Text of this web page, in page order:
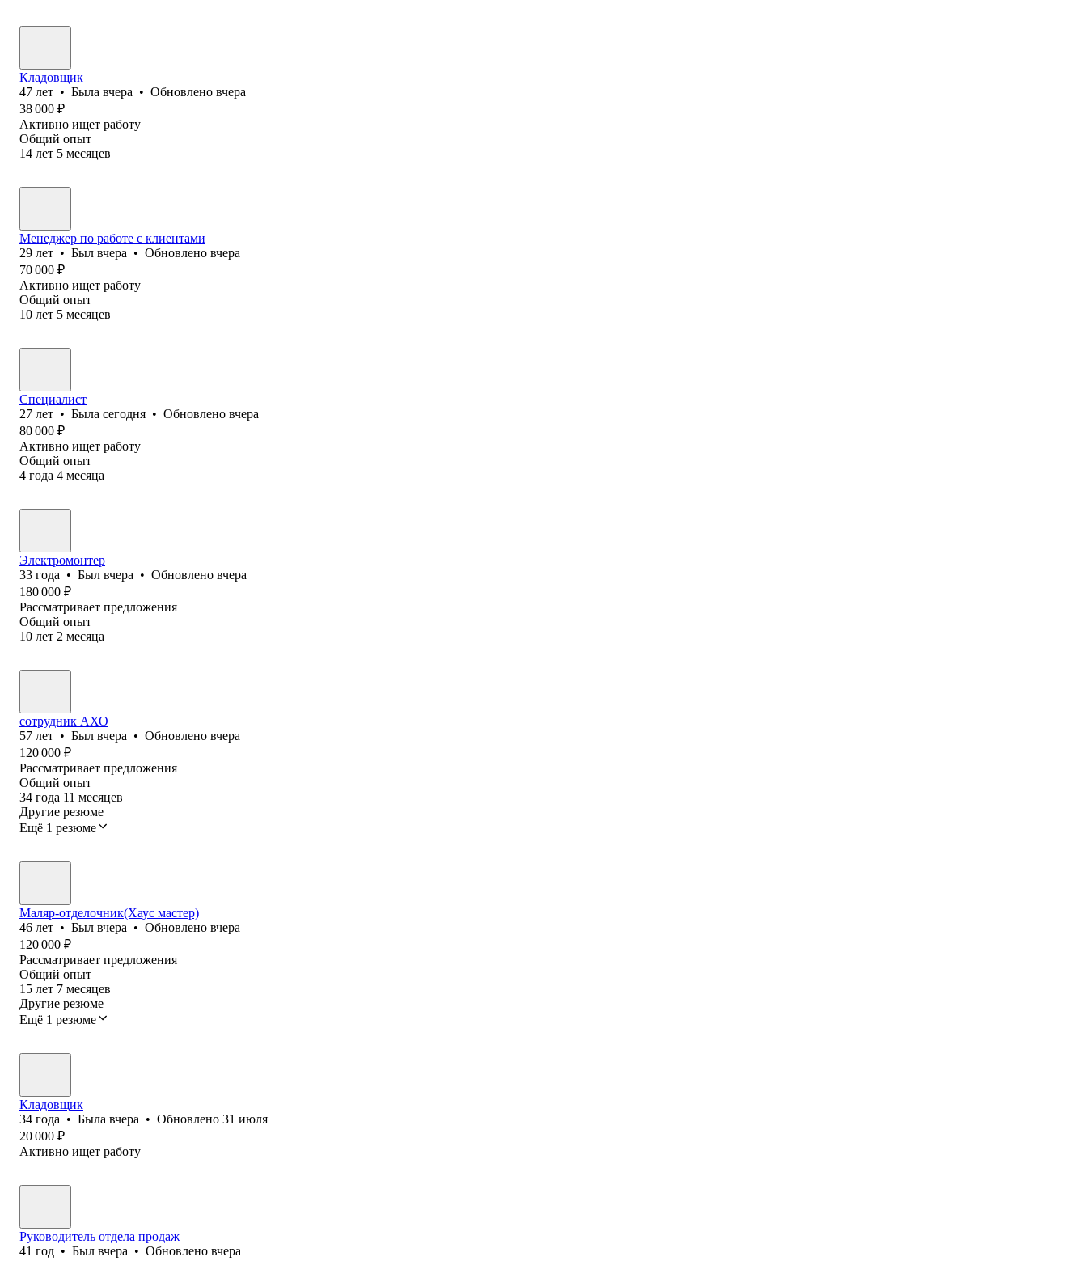
Кладовщик
47 лет • Была вчера • Обновлено вчера
38 000 ₽
Активно ищет работу
Общий опыт
14 лет 5 месяцев
Менеджер по работе с клиентами
29 лет • Был вчера • Обновлено вчера
70 000 ₽
Активно ищет работу
Общий опыт
10 лет 5 месяцев
Специалист
27 лет • Была сегодня • Обновлено вчера
80 000 ₽
Активно ищет работу
Общий опыт
4 года 4 месяца
Электромонтер
33 года • Был вчера • Обновлено вчера
180 000 ₽
Рассматривает предложения
Общий опыт
10 лет 2 месяца
сотрудник АХО
57 лет • Был вчера • Обновлено вчера
120 000 ₽
Рассматривает предложения
Общий опыт
34 года 11 месяцев
Другие резюме
Ещё 1 резюме
Маляр-отделочник(Хаус мастер)
46 лет • Был вчера • Обновлено вчера
120 000 ₽
Рассматривает предложения
Общий опыт
15 лет 7 месяцев
Другие резюме
Ещё 1 резюме
Кладовщик
34 года • Была вчера • Обновлено 31 июля
20 000 ₽
Активно ищет работу
Руководитель отдела продаж
41 год • Был вчера • Обновлено вчера